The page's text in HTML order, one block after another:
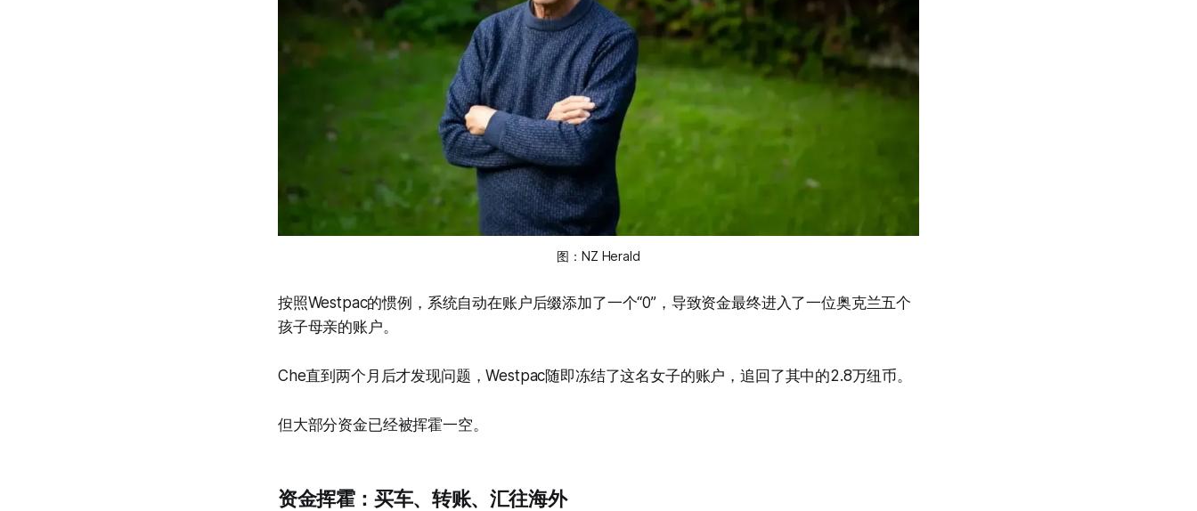
图：NZ Herald
按照Westpac的惯例，系统自动在账户后缀添加了一个“0”，导致资金最终进入了一位奥克兰五个
孩子母亲的账户。
Che直到两个月后才发现问题，Westpac随即冻结了这名女子的账户，追回了其中的2.8万纽币。
但大部分资金已经被挥霍一空。
资金挥霍：买车、转账、汇往海外